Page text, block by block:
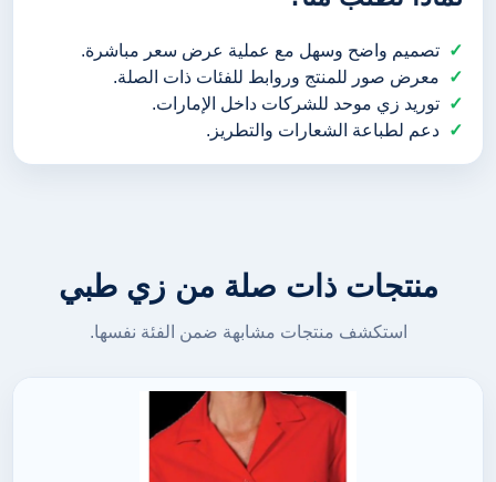
تصميم واضح وسهل مع عملية عرض سعر مباشرة.
معرض صور للمنتج وروابط للفئات ذات الصلة.
توريد زي موحد للشركات داخل الإمارات.
دعم لطباعة الشعارات والتطريز.
منتجات ذات صلة من زي طبي
استكشف منتجات مشابهة ضمن الفئة نفسها.